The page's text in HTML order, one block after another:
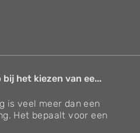
bij het kiezen van ee...
is veel meer dan een
Het bepaalt voor een